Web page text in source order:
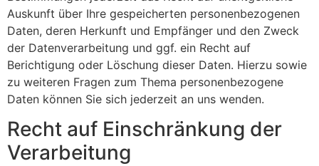
Auskunft über Ihre gespeicherten personenbezogenen
Daten, deren Herkunft und Empfänger und den Zweck
der Datenverarbeitung und ggf. ein Recht auf
Berichtigung oder Löschung dieser Daten. Hierzu sowie
zu weiteren Fragen zum Thema personenbezogene
Daten können Sie sich jederzeit an uns wenden.
Recht auf Einschränkung der
Verarbeitung